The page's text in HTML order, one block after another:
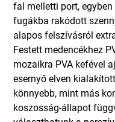
fal melletti port,
fugákba rakódott
alapos felszívásról
Festett medencékhez
mozaikra PVA kefével
esernyő elven
könnyebb, mint más
koszosság-állapot